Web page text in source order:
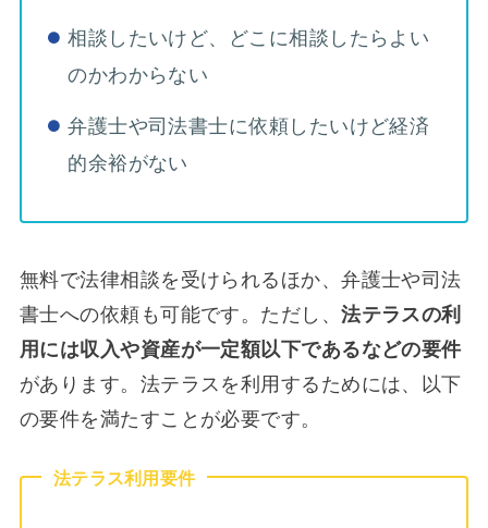
相談したいけど、どこに相談したらよい
のかわからない
弁護士や司法書士に依頼したいけど経済
的余裕がない
無料で法律相談を受けられるほか、弁護士や司法
書士への依頼も可能です。ただし、法テラスの利
用には収入や資産が一定額以下であるなどの要件
があります。法テラスを利用するためには、以下
の要件を満たすことが必要です。
法テラス利用要件